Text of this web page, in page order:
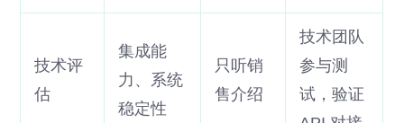
技术评
估
集成能
力、系统
稳定性
只听销
售介绍
技术团队
参与测
试，验证